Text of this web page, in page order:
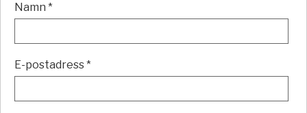
Namn *
E-postadress *